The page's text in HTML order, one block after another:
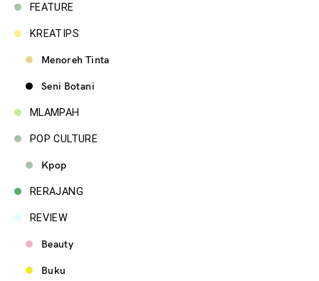
FEATURE
KREATIPS
Menoreh Tinta
Seni Botani
MLAMPAH
POP CULTURE
Kpop
RERAJANG
REVIEW
Beauty
Buku